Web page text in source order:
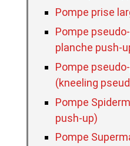
Pompe prise
Pompe
planche push-
Pompe
(kneeling
Pompe
push-up)
Pompe